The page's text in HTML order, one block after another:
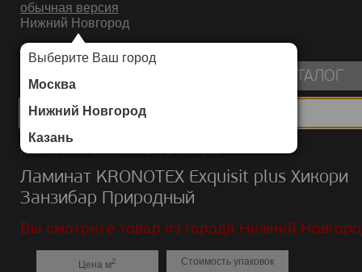
обычная версия
Нижний Новгород
Выберите Ваш город
Москва
Нижний Новгород
Казань
ИНТЕРНЕТ-МАГАЗИН НАПОЛЬНЫХ ПОКРЫТИЙ
КАТАЛОГ
Каталог/Ламинат/KRONOTEX/Exquisit plus
Ламинат KRONOTEX Exquisit plus Хикори
Занзибар Природный
Вы смотрите товар из города Нижний
Цена м2 Стоимость упаковок